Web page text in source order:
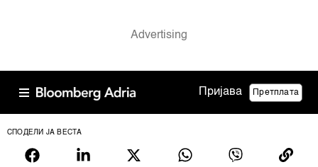
Пријава Претплата
СПОДЕЛИ ЈА ВЕСТА